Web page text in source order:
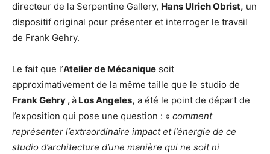
directeur de la Serpentine Gallery, Hans Ulrich Obrist, un
dispositif original pour présenter et interroger le travail
de Frank Gehry.
Le fait que l’Atelier de Mécanique soit
approximativement de la même taille que le studio de
Frank Gehry ,à Los Angeles, a été le point de départ de
l’exposition qui pose une question : « comment
représenter l’extraordinaire impact et l’énergie de ce
studio d’architecture d’une manière qui ne soit ni